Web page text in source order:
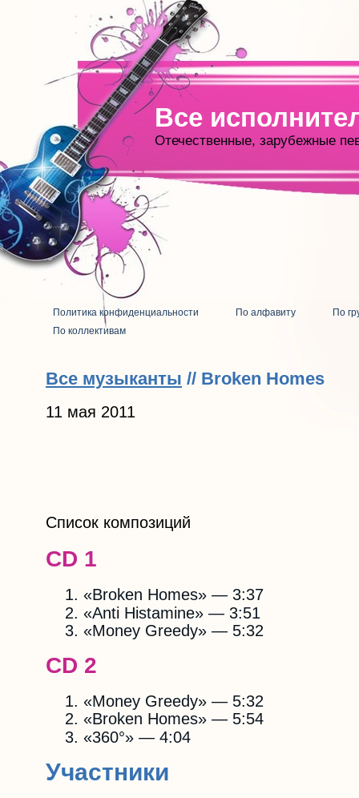
Все
Отечественные, зарубежные
Политика конфиденциальности По алфавиту
По
По коллективам
Все музыканты // Broken Homes
11 мая 2011
Список композиций
CD 1
«Broken Homes» — 3:37
«Anti Histamine» — 3:51
«Money Greedy» — 5:32
CD 2
«Money Greedy» — 5:32
«Broken Homes» — 5:54
«360°» — 4:04
Участники